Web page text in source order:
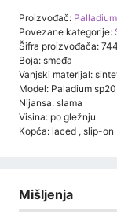
Proizvođač: Palladium
Povezane kategorije:
Šifra proizvođača:
Boja: smeđa
Vanjski materijal:
Model: Paladium
Nijansa: slama
Visina: po gležnju
Kopča: laced , slip-on
Mišljenja